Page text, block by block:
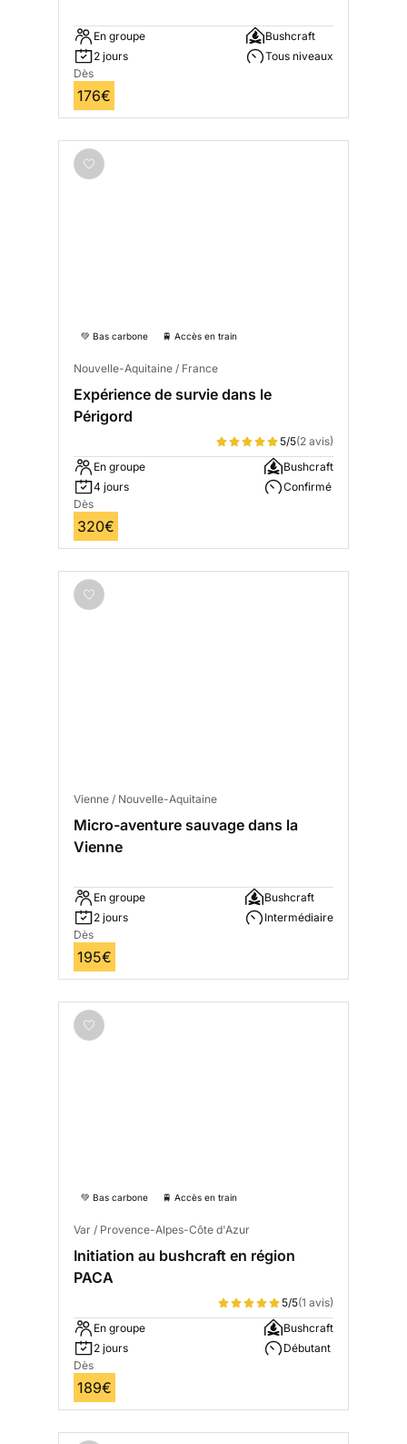
En groupe
2 jours
Bushcraft
Tous niveaux
Dès
176€
💚 Bas carbone 🚆 Accès en train
Nouvelle-Aquitaine / France
Expérience de survie dans le
Périgord
5/5(2 avis)
En groupe
4 jours
Bushcraft
Confirmé
Dès
320€
Vienne / Nouvelle-Aquitaine
Micro-aventure sauvage dans la
Vienne
En groupe
2 jours
Bushcraft
Intermédiaire
Dès
195€
💚 Bas carbone 🚆 Accès en train
Var / Provence-Alpes-Côte d'Azur
Initiation au bushcraft en région
PACA
5/5(1 avis)
En groupe
2 jours
Bushcraft
Débutant
Dès
189€